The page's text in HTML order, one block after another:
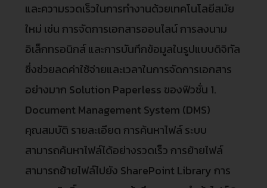
และความรวดเร็วในการทำงานด้วยเทคโนโลยีสมัย
ใหม่ เช่น การจัดการเอกสารออนไลน์ การลงนาม
อิเล็กทรอนิกส์ และการบันทึกข้อมูลในรูปแบบดิจิทัล
ซึ่งช่วยลดค่าใช้จ่ายและเวลาในการจัดการเอกสาร
อย่างมาก Solution Paperless ของฟิวชั่น 1.
Document Management System (DMS)
คุณสมบัติ รายละเอียด การค้นหาไฟล์ ระบบ
สามารถค้นหาไฟล์ได้อย่างรวดเร็ว การย้ายไฟล์
สามารถย้ายไฟล์ไปยัง SharePoint Library การ